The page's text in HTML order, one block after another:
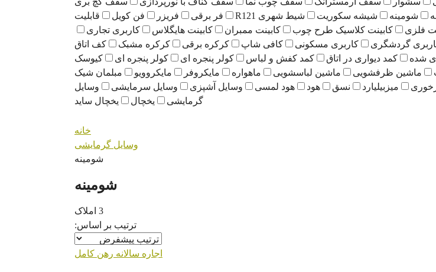
شومینه شیشه سکوریت شیط شهری R121 فر برقی فریزر فن کویل
قابلیت
فلزی کابینت کلاسیک طرح چوب کابینت ممبران کابینت هایگلاس
کاربری تجاری
گردشگری کاربری مسکونی کافی شاپ کرکره برقی کرکره مشبک
کف اتاق
شده کمد دیواری در اتاق کمد کفش و لباس کولر پنجره ای کولر پنجره ای
کیوسک
ماشین ظرفشویی ماشین لباسشویی ماهواره مایکروفر مایکروویو
مبلمان شیک
میزبیلیارد نسق هود هود لمسی وسایل آشپزی وسایل سرمایشی
وسایل
گرمایشی
یخچال یخچال ساید
خانه
وسایل گرمایشی
شومینه
شومینه
3 املاک
ترتیب بر اساس:
اجاره سالانه رهن کامل